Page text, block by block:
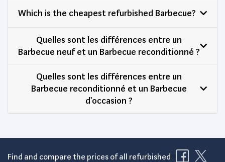
Which is the cheapest refurbished Barbecue?
Quelles sont les différences entre un
Barbecue neuf et un Barbecue reconditionné ?
Quelles sont les différences entre un
Barbecue reconditionné et un Barbecue
d'occasion ?
Find and compare the prices of all refurbished